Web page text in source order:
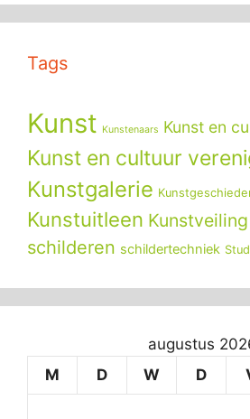
Tags
Kunst Kunstenaars Kunst en
Kunst en cultuur
Kunstgalerie
Kunstuitleen Kunstveiling
schilderen schildertechniek
augustus
M
D W D